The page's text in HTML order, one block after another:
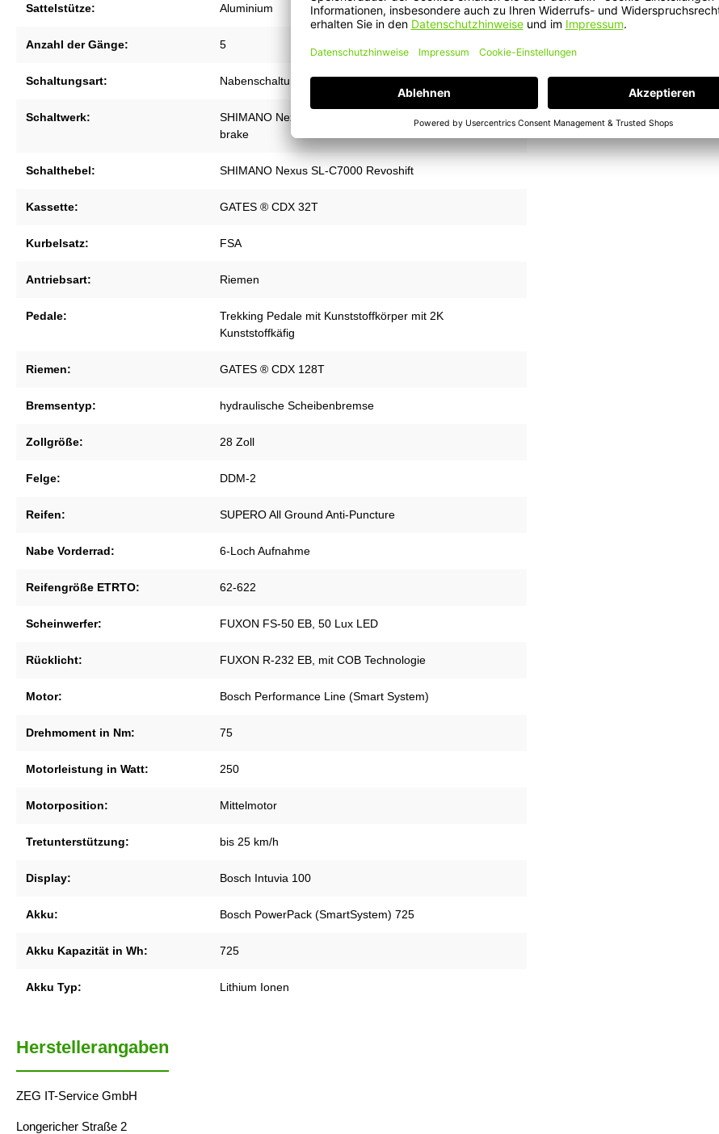
Sattelstütze: Aluminium
Anzahl der Gänge: 5
Schaltungsart: Nabenschaltung
Schaltwerk:
SHIMANO Nexus inter 5 internal hub gear with coaster
brake
Schalthebel: SHIMANO Nexus SL-C7000 Revoshift
Kassette: GATES ® CDX 32T
Kurbelsatz: FSA
Antriebsart: Riemen
Pedale:
Trekking Pedale mit Kunststoffkörper mit 2K
Kunststoffkäfig
Riemen: GATES ® CDX 128T
Bremsentyp: hydraulische Scheibenbremse
Zollgröße: 28 Zoll
Felge: DDM-2
Reifen: SUPERO All Ground Anti-Puncture
Nabe Vorderrad: 6-Loch Aufnahme
Reifengröße ETRTO: 62-622
Scheinwerfer: FUXON FS-50 EB, 50 Lux LED
Rücklicht: FUXON R-232 EB, mit COB Technologie
Motor: Bosch Performance Line (Smart System)
Drehmoment in Nm: 75
Motorleistung in Watt: 250
Motorposition: Mittelmotor
Tretunterstützung: bis 25 km/h
Display: Bosch Intuvia 100
Akku: Bosch PowerPack (SmartSystem) 725
Akku Kapazität in Wh: 725
Akku Typ: Lithium Ionen
Herstellerangaben
ZEG IT-Service GmbH
Longericher Straße 2